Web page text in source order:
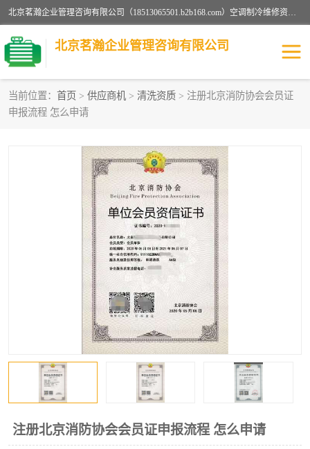
北京茗瀚企业管理咨询有限公司（18513065501.b2b168.com）空调制冷维修资质,油烟管道清洗资质,清洗行业资质公司秉承“顾客至上，锐意进缺的经营理念，我们提供高质量的产品，坚持“客户”的原则为广大客户提供贴心服务。如果你对公司的产品感兴趣，可以联系高经理，我们会用好的产品和服务让您满意。
北京茗瀚企业管理咨询有限公司
当前位置： 首页 > 供应商机 > 清洗资质 > 注册北京消防协会会员证
申报流程 怎么申请
注册北京消防协会会员证申报流程 怎么申请
烟道清洗资质
认证服务
防爆电气维修安装资质 空调制冷维修安装资质
矿用设备检修资质